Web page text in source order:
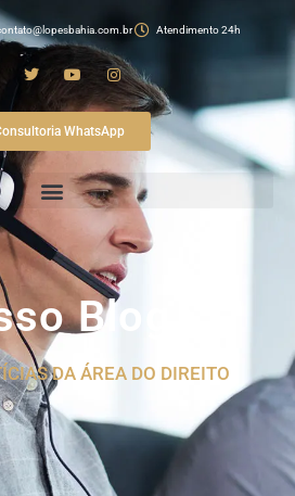
Atendimento 24h
WhatsApp
Blog
DA ÁREA DO DIREITO